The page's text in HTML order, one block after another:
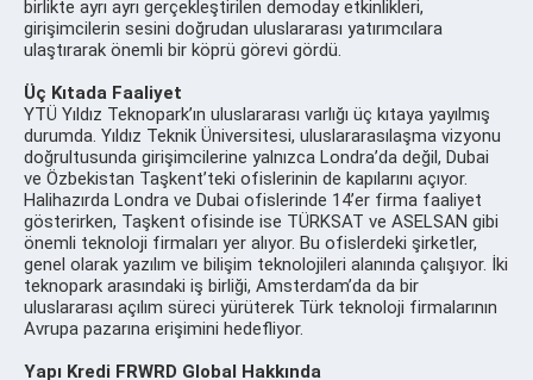
birlikte ayrı ayrı gerçekleştirilen demoday etkinlikleri,
girişimcilerin sesini doğrudan uluslararası yatırımcılara
ulaştırarak önemli bir köprü görevi gördü.
Üç Kıtada Faaliyet
YTÜ Yıldız Teknopark’ın uluslararası varlığı üç kıtaya yayılmış
durumda. Yıldız Teknik Üniversitesi, uluslararasılaşma vizyonu
doğrultusunda girişimcilerine yalnızca Londra’da değil, Dubai
ve Özbekistan Taşkent’teki ofislerinin de kapılarını açıyor.
Halihazırda Londra ve Dubai ofislerinde 14’er firma faaliyet
gösterirken, Taşkent ofisinde ise TÜRKSAT ve ASELSAN gibi
önemli teknoloji firmaları yer alıyor. Bu ofislerdeki şirketler,
genel olarak yazılım ve bilişim teknolojileri alanında çalışıyor. İki
teknopark arasındaki iş birliği, Amsterdam’da da bir
uluslararası açılım süreci yürüterek Türk teknoloji firmalarının
Avrupa pazarına erişimini hedefliyor.
Yapı Kredi FRWRD Global Hakkında